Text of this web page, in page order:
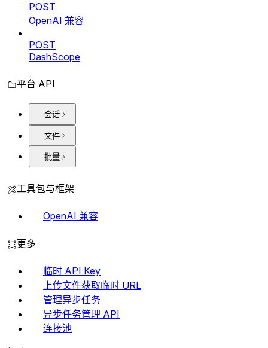
POST
OpenAI 兼容
POST
DashScope
平台 API
会话
文件
批量
工具包与框架
OpenAI 兼容
更多
临时 API Key
上传文件获取临时 URL
管理异步任务
异步任务管理 API
连接池